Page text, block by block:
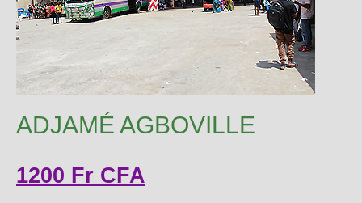
ADJAMÉ AGBOVILLE
1200 Fr CFA